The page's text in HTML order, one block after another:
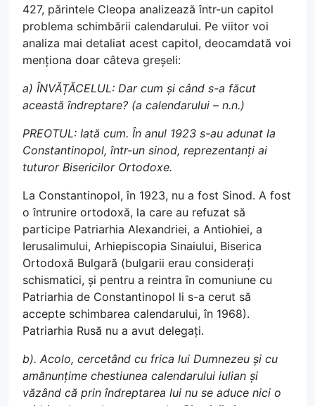
427, părintele Cleopa analizează într-un capitol
problema schimbării calendarului. Pe viitor voi
analiza mai detaliat acest capitol, deocamdată voi
menționa doar câteva greșeli:
a) ÎNVĂȚĂCELUL: Dar cum și când s-a făcut
această îndreptare? (a calendarului – n.n.)
PREOTUL: Iată cum. În anul 1923 s-au adunat la
Constantinopol, într-un sinod, reprezentanți ai
tuturor Bisericilor Ortodoxe.
La Constantinopol, în 1923, nu a fost Sinod. A fost
o întrunire ortodoxă, la care au refuzat să
participe Patriarhia Alexandriei, a Antiohiei, a
Ierusalimului, Arhiepiscopia Sinaiului, Biserica
Ortodoxă Bulgară (bulgarii erau considerați
schismatici, și pentru a reintra în comuniune cu
Patriarhia de Constantinopol li s-a cerut să
accepte schimbarea calendarului, în 1968).
Patriarhia Rusă nu a avut delegați.
b). Acolo, cercetând cu frica lui Dumnezeu și cu
amănunțime chestiunea calendarului iulian și
văzând că prin îndreptarea lui nu se aduce nici o